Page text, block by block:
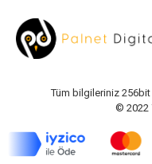
Tüm bilgileriniz 256bit
© 2022